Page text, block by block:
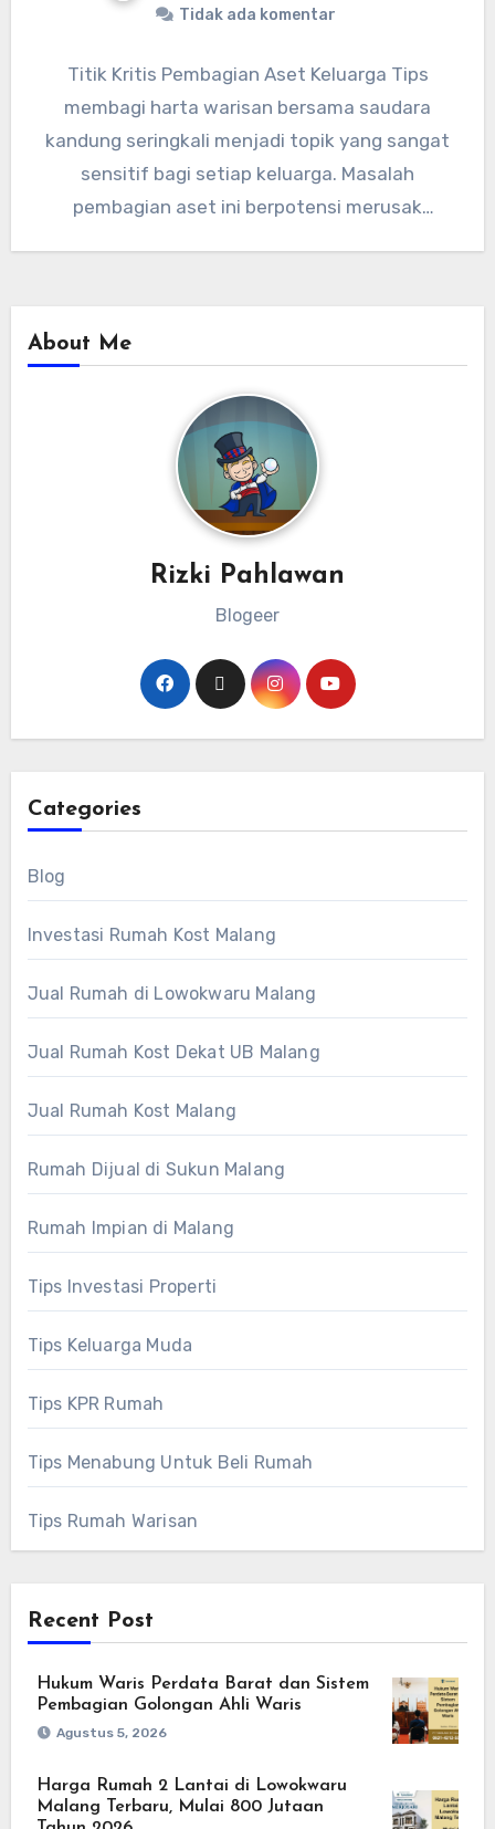
Tidak ada komentar
Titik Kritis Pembagian Aset Keluarga Tips
membagi harta warisan bersama saudara
kandung seringkali menjadi topik yang sangat
sensitif bagi setiap keluarga. Masalah
pembagian aset ini berpotensi merusak
About Me
Rizki Pahlawan
Blogeer
Categories
Blog
Investasi Rumah Kost Malang
Jual Rumah di Lowokwaru Malang
Jual Rumah Kost Dekat UB Malang
Jual Rumah Kost Malang
Rumah Dijual di Sukun Malang
Rumah Impian di Malang
Tips Investasi Properti
Tips Keluarga Muda
Tips KPR Rumah
Tips Menabung Untuk Beli Rumah
Tips Rumah Warisan
Recent Post
Hukum Waris Perdata Barat dan Sistem
Pembagian Golongan Ahli Waris
Agustus 5, 2026
Harga Rumah 2 Lantai di Lowokwaru
Malang Terbaru, Mulai 800 Jutaan